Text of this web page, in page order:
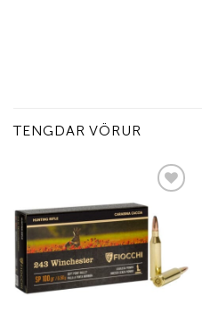
TENGDAR VÖRUR
wishlist